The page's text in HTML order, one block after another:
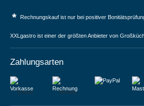
* Rechnungskauf ist nur bei positiver
XXLgastro ist einer der größten Anbieter von
Zahlungsarten
Vorkasse Rechnung